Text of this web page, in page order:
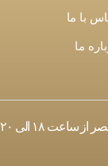
با ما
ما